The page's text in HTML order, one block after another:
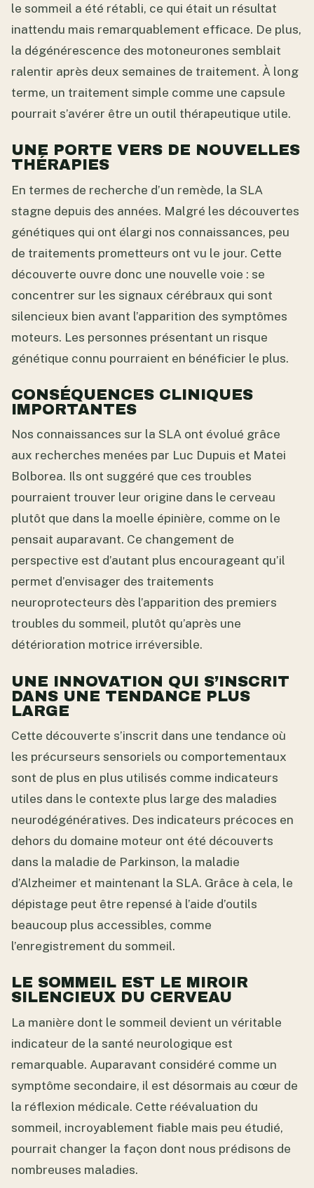
le sommeil a été rétabli, ce qui était un résultat
inattendu mais remarquablement efficace. De plus,
la dégénérescence des motoneurones semblait
ralentir après deux semaines de traitement. À long
terme, un traitement simple comme une capsule
pourrait s’avérer être un outil thérapeutique utile.
UNE PORTE VERS DE NOUVELLES
THÉRAPIES
En termes de recherche d’un remède, la SLA
stagne depuis des années. Malgré les découvertes
génétiques qui ont élargi nos connaissances, peu
de traitements prometteurs ont vu le jour. Cette
découverte ouvre donc une nouvelle voie : se
concentrer sur les signaux cérébraux qui sont
silencieux bien avant l’apparition des symptômes
moteurs. Les personnes présentant un risque
génétique connu pourraient en bénéficier le plus.
CONSÉQUENCES CLINIQUES
IMPORTANTES
Nos connaissances sur la SLA ont évolué grâce
aux recherches menées par Luc Dupuis et Matei
Bolborea. Ils ont suggéré que ces troubles
pourraient trouver leur origine dans le cerveau
plutôt que dans la moelle épinière, comme on le
pensait auparavant. Ce changement de
perspective est d’autant plus encourageant qu’il
permet d’envisager des traitements
neuroprotecteurs dès l’apparition des premiers
troubles du sommeil, plutôt qu’après une
détérioration motrice irréversible.
UNE INNOVATION QUI S’INSCRIT
DANS UNE TENDANCE PLUS
LARGE
Cette découverte s’inscrit dans une tendance où
les précurseurs sensoriels ou comportementaux
sont de plus en plus utilisés comme indicateurs
utiles dans le contexte plus large des maladies
neurodégénératives. Des indicateurs précoces en
dehors du domaine moteur ont été découverts
dans la maladie de Parkinson, la maladie
d’Alzheimer et maintenant la SLA. Grâce à cela, le
dépistage peut être repensé à l’aide d’outils
beaucoup plus accessibles, comme
l’enregistrement du sommeil.
LE SOMMEIL EST LE MIROIR
SILENCIEUX DU CERVEAU
La manière dont le sommeil devient un véritable
indicateur de la santé neurologique est
remarquable. Auparavant considéré comme un
symptôme secondaire, il est désormais au cœur de
la réflexion médicale. Cette réévaluation du
sommeil, incroyablement fiable mais peu étudié,
pourrait changer la façon dont nous prédisons de
nombreuses maladies.